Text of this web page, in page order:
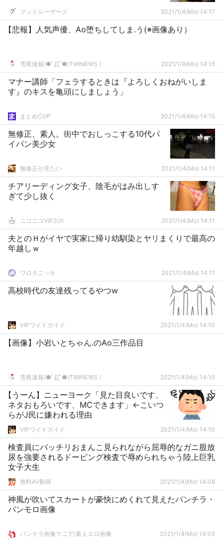
グッドルーザーズ 2021/1/4(Mo) 14:17
【悲報】人気声優、Ao堕ちしてしま.う(※画像あり）
雪夜速報(●ﾟДﾟ●)TWINEWS！ 2021/1/4(Mo) 14:15
マナー講師「フェラするときは『よろしくおねがいしま
す』のキスを亀頭にしましょう」
まとめCUP 2021/1/4(Mo) 14:15
無修正、素人。街中でおしっこする10代パ
イパン美少女
無修正が見たい 2021/1/4(Mo) 14:11
チアリーディング女子、陰毛がはみ出しす
ぎて少し抜く
ニコニコVIP2ch 2021/1/4(Mo) 14:11
夫とのＨがイヤで実家に帰り幼馴染とヤリまくりで最高の
年越しｗ
ワロタニッキ 2021/1/4(Mo) 14:11
高校時代の友達残ってるやつw
VIPワイドガイド 2021/1/4(Mo) 14:10
【画像】小岩いとちゃん.のAo三作品目
雪夜速報(●ﾟДﾟ●)TWINEWS！ 2021/1/4(Mo) 14:10
【うーん】ニューヨーク「見た目良いです、
ネタおもろいです、MCできます」←こいつ
らがJ民に嫌われる理由
VIPワイドガイド 2021/1/4(Mo) 14:10
検査員にバッチリおまんこ見られながら屈辱的なガニ股放
尿を強要されるドーピング検査で辱められちゃう陸上巨乳
女子大生
無料AV動画 2021/1/4(Mo) 14:08
神風が吹いてスカートが豪快にめくれて見えたパンチラ・
パンモロ画像
パンチラ画像マニア/素人エロ画像 2021/1/4(Mo) 14:05